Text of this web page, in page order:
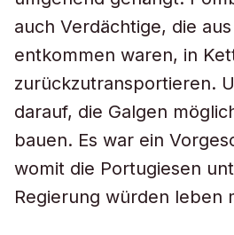
auch Verdächtige, die
entkommen waren, in
zurückzutransportieren.
darauf, die Galgen
bauen. Es war ein
womit die Portugiesen
Regierung würden leben